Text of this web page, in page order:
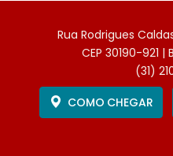
Rua Rodrigues
CEP 30190-921
(31)
COMO CHEGAR